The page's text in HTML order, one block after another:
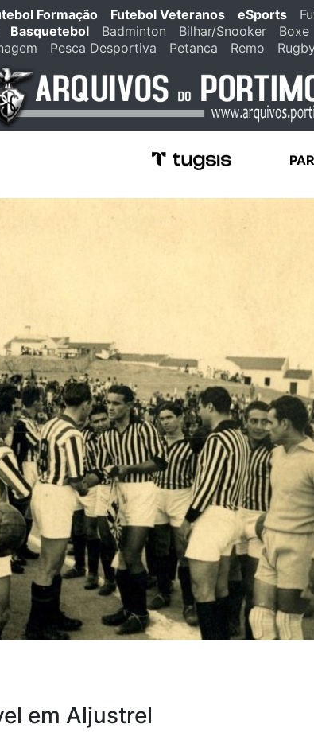
Formação Futebol Veteranos eSports
Basquetebol Badminton Bilhar/Snooker Boxe
Pesca Desportiva Petanca Remo
em Aljustrel